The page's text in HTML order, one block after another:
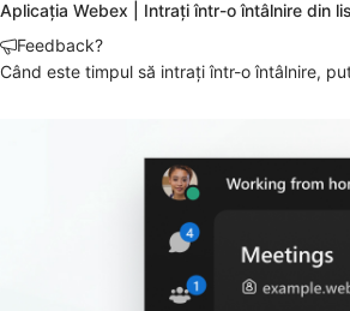
Aplicația Webex | Intrați într-o întâlnire din
Feedback?
Când este timpul să intrați într-o întâlnire,